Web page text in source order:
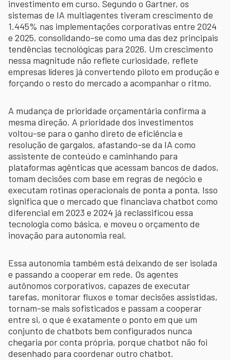
investimento em curso. Segundo o Gartner, os
sistemas de IA multiagentes tiveram crescimento de
1.445% nas implementações corporativas entre 2024
e 2025, consolidando-se como uma das dez principais
tendências tecnológicas para 2026. Um crescimento
nessa magnitude não reflete curiosidade, reflete
empresas líderes já convertendo piloto em produção e
forçando o resto do mercado a acompanhar o ritmo.
A mudança de prioridade orçamentária confirma a
mesma direção. A prioridade dos investimentos
voltou-se para o ganho direto de eficiência e
resolução de gargalos, afastando-se da IA como
assistente de conteúdo e caminhando para
plataformas agênticas que acessam bancos de dados,
tomam decisões com base em regras de negócio e
executam rotinas operacionais de ponta a ponta. Isso
significa que o mercado que financiava chatbot como
diferencial em 2023 e 2024 já reclassificou essa
tecnologia como básica, e moveu o orçamento de
inovação para autonomia real.
Essa autonomia também está deixando de ser isolada
e passando a cooperar em rede. Os agentes
autônomos corporativos, capazes de executar
tarefas, monitorar fluxos e tomar decisões assistidas,
tornam-se mais sofisticados e passam a cooperar
entre si, o que é exatamente o ponto em que um
conjunto de chatbots bem configurados nunca
chegaria por conta própria, porque chatbot não foi
desenhado para coordenar outro chatbot.